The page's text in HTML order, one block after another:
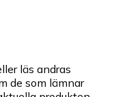
läs andras
de som lämnar